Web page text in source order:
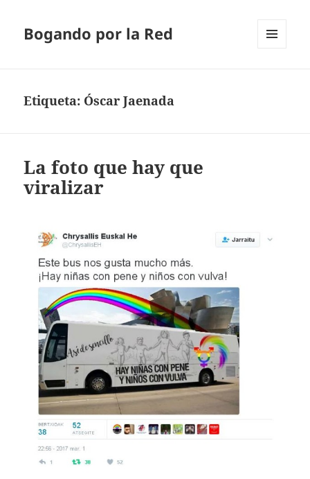
Bogando por la Red
Etiqueta: Óscar Jaenada
La foto que hay que
viralizar